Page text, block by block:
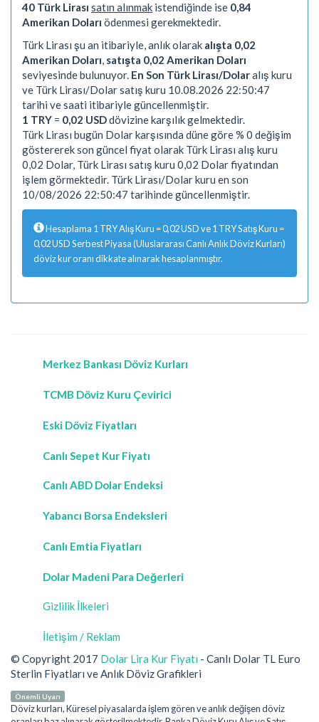
40 Türk Lirası satın alınmak istendiğinde ise 0,84
Amerikan Doları ödenmesi gerekmektedir.
Türk Lirası şu an itibariyle, anlık olarak alışta 0,02
Amerikan Doları satışta 0,02 Amerikan Doları
seviyesinde bulunuyor. En Son Türk Lirası/Dolaralış kuru
ve Türk Lirası/Dolar satış kuru 10.08.2026 22:50:47
tarihi ve saati itibariyle güncellenmiştir.
1 TRY = 0,02 USDdövizine karşılık gelmektedir.
Türk Lirası bugün Dolar karşısında düne göre % 0 değişim
göstererek son güncel fiyat olarak Türk Lirası alış kuru
0,02 Dolar, Türk Lirası satış kuru 0,02 Dolar fiyatından
işlem görmektedir. Türk Lirası/Dolar kuru en son
10/08/2026 22:50:47 tarihinde güncellenmiştir.
Hesaplama 1 TRY Alış Kuru = 0,02 USD ve 1 TRY Satış Kuru =
0,02 USD Serbest Piyasa (Uluslararası Canlı Anlık Döviz Kurları)
döviz kur oranı dikkate alınarak hesaplanmıştır.
Merkez Bankası Döviz Kurları
TCMB Döviz Kuru Çevirici
Eski Döviz Fiyatları
Canlı Sepet Kur Fiyatı
Canlı ABD Dolar Endeksi
Yabancı Borsa Endeksleri
Canlı Emtia Fiyatları
Dolar Madeni Para Değerleri
Gizlilik İlkeleri
İletişim / Reklam
© Copyright 2017 Dolar Lira Kur Fiyatı - Canlı Dolar TL Euro
Sterlin Fiyatları ve Anlık Döviz Grafikleri
Önemli Uyarı
Döviz kurları, Küresel piyasalarda işlem gören ve anlık değişen döviz